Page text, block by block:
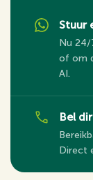
Stuur
Nu 24/
of om
AI.
Bel
Direct